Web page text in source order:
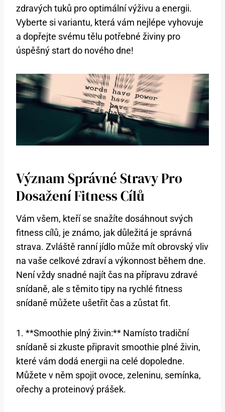
zdravých tuků pro optimální výživu a energii.
Vyberte si variantu, která vám nejlépe vyhovuje
a dopřejte svému tělu potřebné živiny pro
úspěšný start do nového dne!
Význam Správné Stravy Pro
Dosažení Fitness Cílů
Vám všem, kteří se snažíte dosáhnout svých
fitness cílů, je známo, jak důležitá je správná
strava. Zvláště ranní jídlo může mít obrovský vliv
na vaše celkové zdraví a výkonnost během dne.
Není vždy snadné najít čas na přípravu zdravé
snídaně, ale s těmito tipy na rychlé fitness
snídaně můžete ušetřit čas a zůstat fit.
1. **Smoothie plný živin:** Namísto tradiční
snídaně si zkuste připravit smoothie plné živin,
které vám dodá energii na celé dopoledne.
Můžete v něm spojit ovoce, zeleninu, semínka,
ořechy a proteinový prášek.